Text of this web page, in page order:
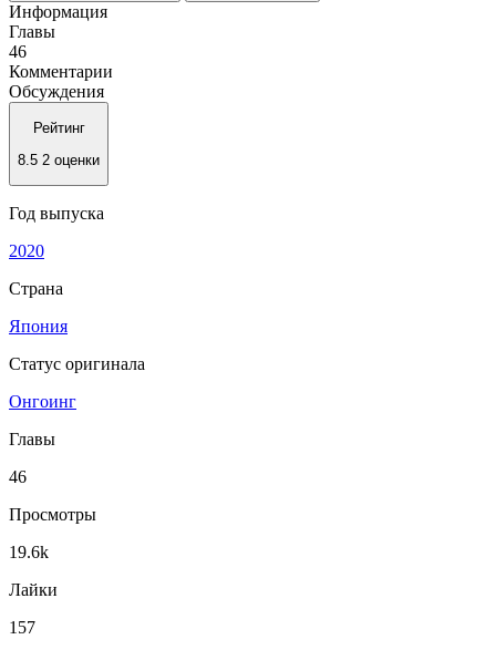
Информация
Главы
46
Комментарии
Обсуждения
Рейтинг
8.5 2 оценки
Год выпуска
2020
Страна
Япония
Статус оригинала
Онгоинг
Главы
46
Просмотры
19.6k
Лайки
157